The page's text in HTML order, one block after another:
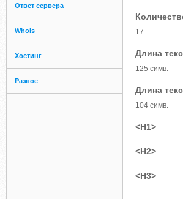
Ответ сервера
Whois
Хостинг
Разное
17
Длина
125 симв.
Длина
104 симв.
<H1>
<H2>
<H3>